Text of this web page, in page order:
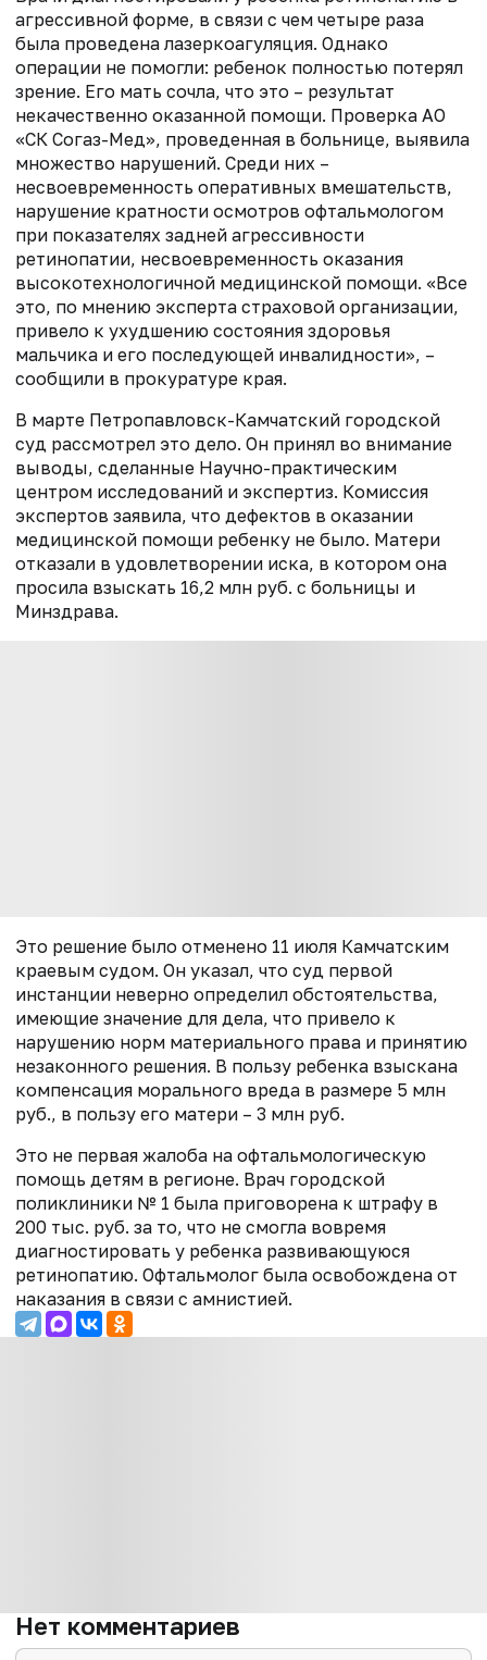
агрессивной форме, в связи с чем четыре раза
была проведена лазеркоагуляция. Однако
операции не помогли: ребенок полностью потерял
зрение. Его мать сочла, что это – результат
некачественно оказанной помощи. Проверка АО
«СК Согаз-Мед», проведенная в больнице, выявила
множество нарушений. Среди них –
несвоевременность оперативных вмешательств,
нарушение кратности осмотров офтальмологом
при показателях задней агрессивности
ретинопатии, несвоевременность оказания
высокотехнологичной медицинской помощи. «Все
это, по мнению эксперта страховой организации,
привело к ухудшению состояния здоровья
мальчика и его последующей инвалидности», –
сообщили в прокуратуре края.
В марте Петропавловск-Камчатский городской
суд рассмотрел это дело. Он принял во внимание
выводы, сделанные Научно-практическим
центром исследований и экспертиз. Комиссия
экспертов заявила, что дефектов в оказании
медицинской помощи ребенку не было. Матери
отказали в удовлетворении иска, в котором она
просила взыскать 16,2 млн руб. с больницы и
Минздрава.
Это решение было отменено 11 июля Камчатским
краевым судом. Он указал, что суд первой
инстанции неверно определил обстоятельства,
имеющие значение для дела, что привело к
нарушению норм материального права и принятию
незаконного решения. В пользу ребенка взыскана
компенсация морального вреда в размере 5 млн
руб., в пользу его матери – 3 млн руб.
Это не первая жалоба на офтальмологическую
помощь детям в регионе. Врач городской
поликлиники № 1 была приговорена к штрафу в
200 тыс. руб. за то, что не смогла вовремя
диагностировать у ребенка развивающуюся
ретинопатию. Офтальмолог была освобождена от
наказания в связи с амнистией.
Нет комментариев